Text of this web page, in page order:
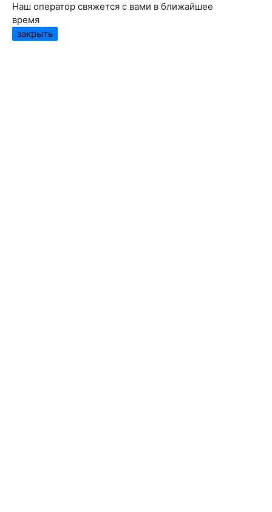
Наш оператор свяжется с вами в ближайшее
время
закрыть